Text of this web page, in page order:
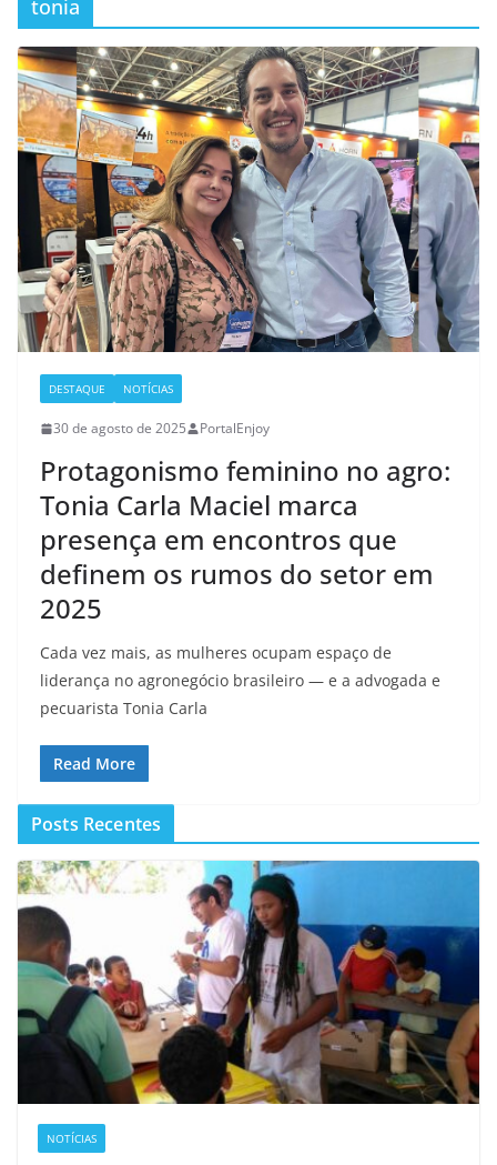
tonia
DESTAQUE NOTÍCIAS
30 de agosto de 2025 PortalEnjoy
Protagonismo feminino no agro:
Tonia Carla Maciel marca
presença em encontros que
definem os rumos do setor em
2025
Cada vez mais, as mulheres ocupam espaço de
liderança no agronegócio brasileiro — e a advogada e
pecuarista Tonia Carla
Read More
Posts Recentes
NOTÍCIAS